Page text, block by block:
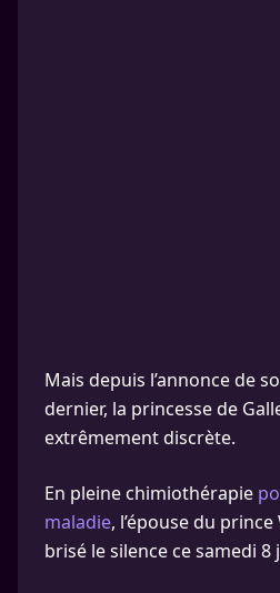
Mais depuis l’annonce de
dernier, la princesse de
extrêmement discrète.
En pleine chimiothérapie
maladie, l’épouse du
brisé le silence ce samedi 8